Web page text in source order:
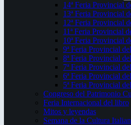
14ª Feria Provincial
13ª Feria Provincial
12ª Feria Provincial
11ª Feria Provincial
10ª Feria Provincial
9ª Feria Provincial
8ª Feria Provincial
7ª Feria Provincial
6ª Feria Provincial
5ª Feria Provincial
Congreso del Patrimonio
Feria Internacional del libro
Mitos y leyendas
Semana de la Cultura